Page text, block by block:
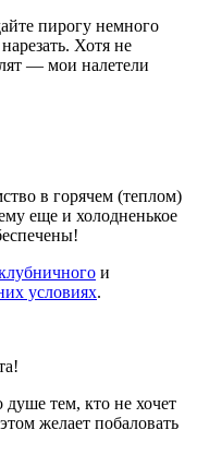
пирогу немного
Хотя не
— мои налетели
в горячем (теплом)
еще и холодненькое
и
условиях.
душе тем, кто не хочет
желает побаловать